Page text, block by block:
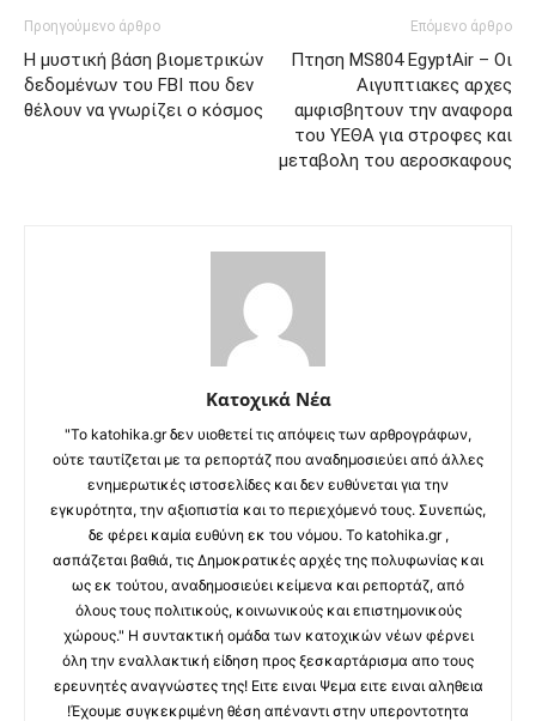
Προηγούμενο άρθρο
Η μυστική βάση βιομετρικών
δεδομένων του FBI που δεν
θέλουν να γνωρίζει ο κόσμος
Επόμενο άρθρο
Πτηση MS804 EgyptAir – Οι
Αιγυπτιακες αρχες
αμφισβητουν την αναφορα
του ΥΕΘΑ για στροφες και
μεταβολη του αεροσκαφους
Κατοχικά Νέα
"Το katohika.gr δεν υιοθετεί τις απόψεις των αρθρογράφων,
ούτε ταυτίζεται με τα ρεπορτάζ που αναδημοσιεύει από άλλες
ενημερωτικές ιστοσελίδες και δεν ευθύνεται για την
εγκυρότητα, την αξιοπιστία και το περιεχόμενό τους. Συνεπώς,
δε φέρει καμία ευθύνη εκ του νόμου. Το katohika.gr ,
ασπάζεται βαθιά, τις Δημοκρατικές αρχές της πολυφωνίας και
ως εκ τούτου, αναδημοσιεύει κείμενα και ρεπορτάζ, από
όλους τους πολιτικούς, κοινωνικούς και επιστημονικούς
χώρους." Η συντακτική ομάδα των κατοχικών νέων φέρνει
όλη την εναλλακτική είδηση προς ξεσκαρτάρισμα απο τους
ερευνητές αναγνώστες της! Ειτε ειναι Ψεμα ειτε ειναι αληθεια
!Έχουμε συγκεκριμένη θέση απέναντι στην υπεροντοτητα